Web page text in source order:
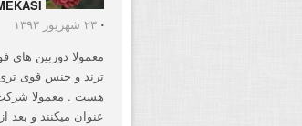
⋅ ۲۳ شهریور ۱۳۹۳
معمولا دوربین
عنوان میکنند و